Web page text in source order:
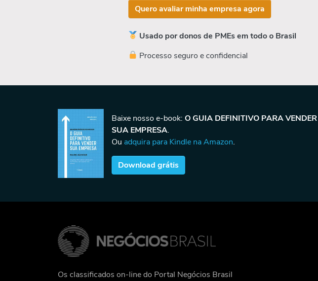
Quero avaliar minha empresa agora
Usado por donos de PMEs em todo o Brasil
Processo seguro e confidencial
Baixe nosso e-book: O GUIA DEFINITIVO PARA VENDER
SUA EMPRESA.
Ou adquira para Kindle na Amazon.
Download grátis
Os classificados on-line do Portal Negócios Brasil